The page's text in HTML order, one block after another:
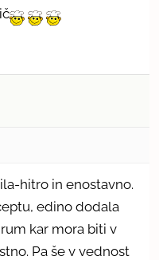
hitro in enostavno.
edino dodala
kar mora biti v
Pa še v vednost